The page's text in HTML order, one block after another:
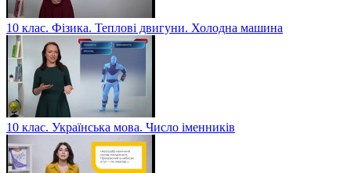
10 клас. Фізика. Теплові двигуни. Холодна машина
10 клас. Українська мова. Число іменників